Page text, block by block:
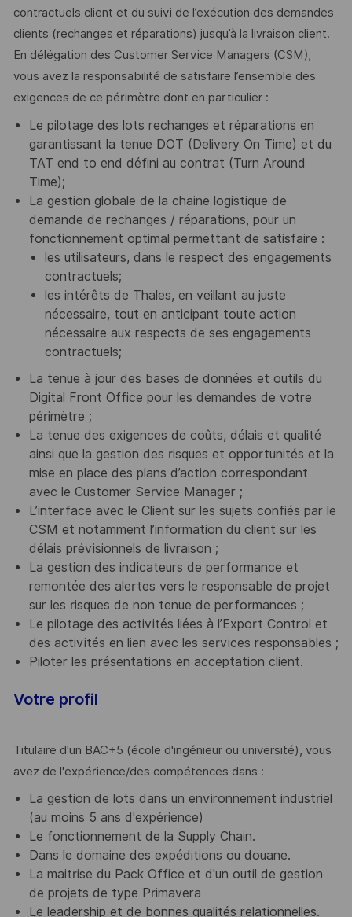
contractuels client et du suivi de l’exécution des demandes
clients (rechanges et réparations) jusqu’à la livraison client.
En délégation des Customer Service Managers (CSM),
vous avez la responsabilité de satisfaire l’ensemble des
exigences de ce périmètre dont en particulier :
Le pilotage des lots rechanges et réparations en
garantissant la tenue DOT (Delivery On Time) et du
TAT end to end défini au contrat (Turn Around
Time);
La gestion globale de la chaine logistique de
demande de rechanges / réparations, pour un
fonctionnement optimal permettant de satisfaire :
les utilisateurs, dans le respect des engagements
contractuels;
les intérêts de Thales, en veillant au juste
nécessaire, tout en anticipant toute action
nécessaire aux respects de ses engagements
contractuels;
La tenue à jour des bases de données et outils du
Digital Front Office pour les demandes de votre
périmètre ;
La tenue des exigences de coûts, délais et qualité
ainsi que la gestion des risques et opportunités et la
mise en place des plans d’action correspondant
avec le Customer Service Manager ;
L’interface avec le Client sur les sujets confiés par le
CSM et notamment l’information du client sur les
délais prévisionnels de livraison ;
La gestion des indicateurs de performance et
remontée des alertes vers le responsable de projet
sur les risques de non tenue de performances ;
Le pilotage des activités liées à l’Export Control et
des activités en lien avec les services responsables ;
Piloter les présentations en acceptation client.
Votre profil
Titulaire d'un BAC+5 (école d'ingénieur ou université), vous
avez de l'expérience/des compétences dans :
La gestion de lots dans un environnement industriel
(au moins 5 ans d'expérience)
Le fonctionnement de la Supply Chain.
Dans le domaine des expéditions ou douane.
La maitrise du Pack Office et d'un outil de gestion
de projets de type Primavera
Le leadership et de bonnes qualités relationnelles.